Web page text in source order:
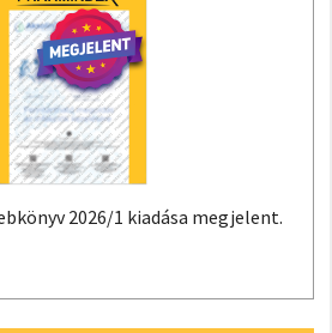
2026/1 kiadása megjelent.